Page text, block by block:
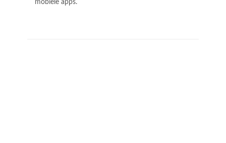
mobiele apps.